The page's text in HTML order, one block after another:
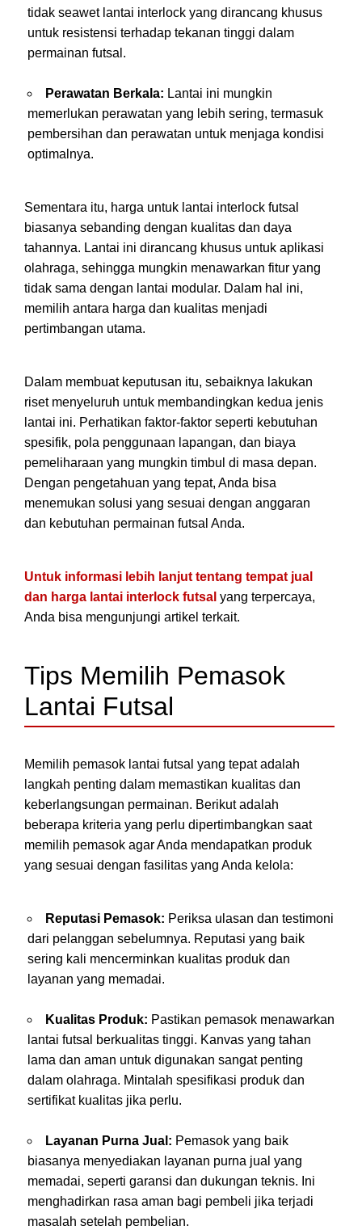
tidak seawet lantai interlock yang dirancang khusus
untuk resistensi terhadap tekanan tinggi dalam
permainan futsal.
Perawatan Berkala: Lantai ini mungkin
memerlukan perawatan yang lebih sering, termasuk
pembersihan dan perawatan untuk menjaga kondisi
optimalnya.
Sementara itu, harga untuk lantai interlock futsal
biasanya sebanding dengan kualitas dan daya
tahannya. Lantai ini dirancang khusus untuk aplikasi
olahraga, sehingga mungkin menawarkan fitur yang
tidak sama dengan lantai modular. Dalam hal ini,
memilih antara harga dan kualitas menjadi
pertimbangan utama.
Dalam membuat keputusan itu, sebaiknya lakukan
riset menyeluruh untuk membandingkan kedua jenis
lantai ini. Perhatikan faktor-faktor seperti kebutuhan
spesifik, pola penggunaan lapangan, dan biaya
pemeliharaan yang mungkin timbul di masa depan.
Dengan pengetahuan yang tepat, Anda bisa
menemukan solusi yang sesuai dengan anggaran
dan kebutuhan permainan futsal Anda.
Untuk informasi lebih lanjut tentang tempat jual
dan harga lantai interlock futsal yang terpercaya,
Anda bisa mengunjungi artikel terkait.
Tips Memilih Pemasok
Lantai Futsal
Memilih pemasok lantai futsal yang tepat adalah
langkah penting dalam memastikan kualitas dan
keberlangsungan permainan. Berikut adalah
beberapa kriteria yang perlu dipertimbangkan saat
memilih pemasok agar Anda mendapatkan produk
yang sesuai dengan fasilitas yang Anda kelola:
Reputasi Pemasok: Periksa ulasan dan testimoni
dari pelanggan sebelumnya. Reputasi yang baik
sering kali mencerminkan kualitas produk dan
layanan yang memadai.
Kualitas Produk: Pastikan pemasok menawarkan
lantai futsal berkualitas tinggi. Kanvas yang tahan
lama dan aman untuk digunakan sangat penting
dalam olahraga. Mintalah spesifikasi produk dan
sertifikat kualitas jika perlu.
Layanan Purna Jual: Pemasok yang baik
biasanya menyediakan layanan purna jual yang
memadai, seperti garansi dan dukungan teknis. Ini
menghadirkan rasa aman bagi pembeli jika terjadi
masalah setelah pembelian.